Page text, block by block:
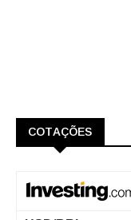
COTAÇÕES